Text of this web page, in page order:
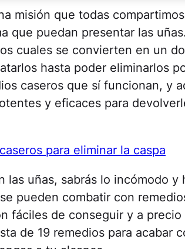
misión que todas
que puedan presentar las
cuales se convierten en un
hasta poder eliminarlos
caseros que sí funcionan, y
y eficaces para
para eliminar la caspa
las uñas, sabrás lo incómodo y
pueden combatir con
fáciles de conseguir y a precio
de 19 remedios para acabar